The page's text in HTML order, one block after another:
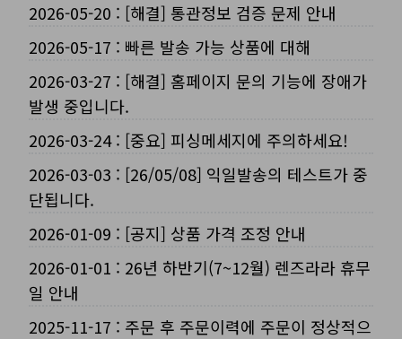
2026-05-20 : [해결] 통관정보 검증 문제 안내
2026-05-17 : 빠른 발송 가능 상품에 대해
2026-03-27 : [해결] 홈페이지 문의 기능에 장애가
발생 중입니다.
2026-03-24: [중요] 피싱메세지에 주의하세요!
2026-03-03 : [26/05/08] 익일발송의 테스트가 중
단됩니다.
2026-01-09 : [공지] 상품 가격 조정 안내
2026-01-01 : 26년 하반기(7~12월) 렌즈라라 휴무
일 안내
2025-11-17 : 주문 후 주문이력에 주문이 정상적으